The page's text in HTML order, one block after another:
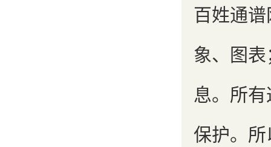
百姓通
象、图
息。所
保护。